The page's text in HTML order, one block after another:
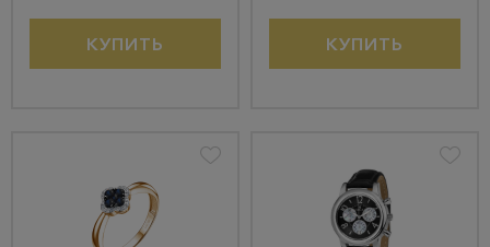
КУПИТЬ КУПИТЬ